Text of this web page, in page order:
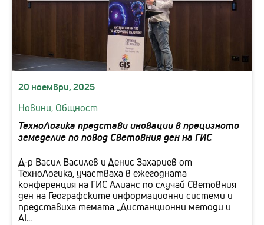
20 ноември, 2025
Новини, Общност
ТехноЛогика представи иновации в прецизното
земеделие по повод Световния ден на ГИС
Д-р Васил Василев и Денис Захариев от
ТехноЛогика, участваха в ежегодната
конференция на ГИС Алианс по случай Световния
ден на Географските информационни системи и
представиха темата „Дистанционни методи и
AI...